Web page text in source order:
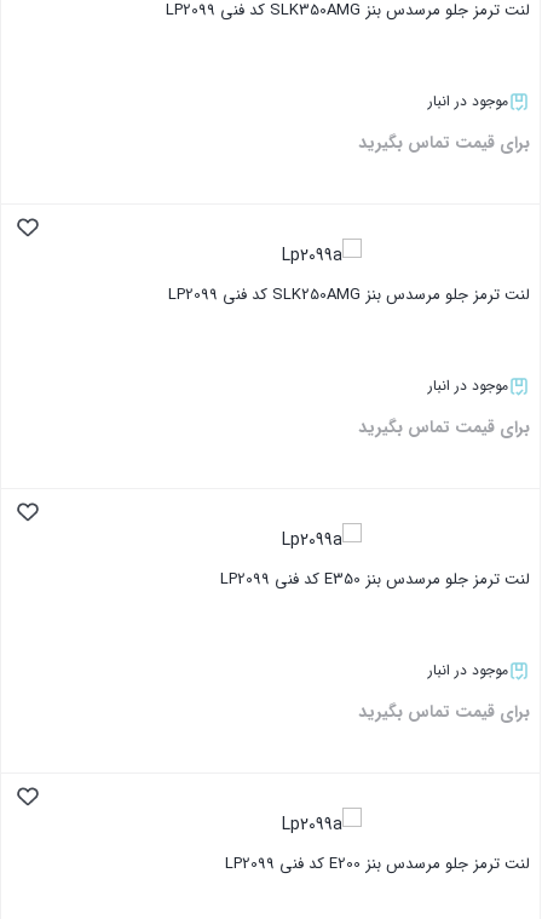
لنت ترمز جلو مرسدس بنز SLK350AMG کد فنی LP2099
موجود در انبار
برای قیمت تماس بگیرید
لنت ترمز جلو مرسدس بنز SLK250AMG کد فنی LP2099
موجود در انبار
برای قیمت تماس بگیرید
لنت ترمز جلو مرسدس بنز E350 کد فنی LP2099
موجود در انبار
برای قیمت تماس بگیرید
لنت ترمز جلو مرسدس بنز E200 کد فنی LP2099